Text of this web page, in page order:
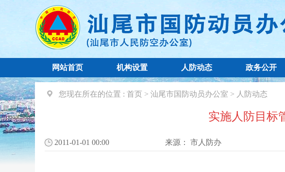
网站首页 机构设置 人防动态 政务公开
您现在所在的位置 : 首页 > 汕尾市国防动员办公室 > 人防动态
实施人防目标
2011-01-01 00:00 来源： 市人防办